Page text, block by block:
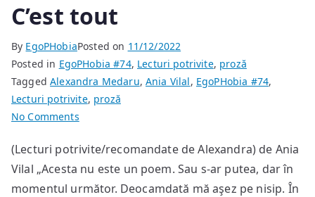
C’est tout
By EgoPHobiaPosted on 11/12/2022
Posted in EgoPHobia #74, Lecturi potrivite, proză
TaggedAlexandra Medaru,Ania Vilal, EgoPHobia #74,
Lecturi potrivite, proză
No Commentson
tout
(Lecturi potrivite/recomandate de Alexandra) de Ania
Vilal „Acesta nu este un poem. Sau s-ar putea, dar în
momentul următor. Deocamdată mă aşez pe nisip. În